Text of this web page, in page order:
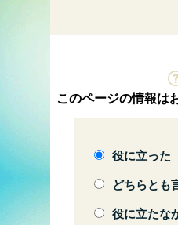
このページの情報は
役に立った
どちらとも
役に立たな